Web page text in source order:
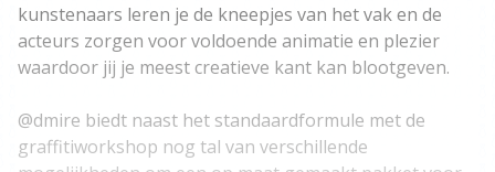
kunstenaars leren je de kneepjes van het vak en de
acteurs zorgen voor voldoende animatie en plezier
waardoor jij je meest creatieve kant kan blootgeven.
@dmire biedt naast het standaardformule met de
graffitiworkshop nog tal van verschillende